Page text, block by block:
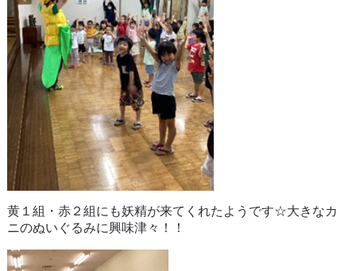
黄１組・赤２組にも妖精が来てくれたようです☆大きなカ
ニのぬいぐるみに興味津々！！